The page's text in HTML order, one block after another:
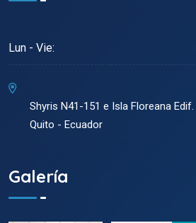
Lun - Vie:
Shyris N41-151 e Isla Floreana
Quito - Ecuador
Galería